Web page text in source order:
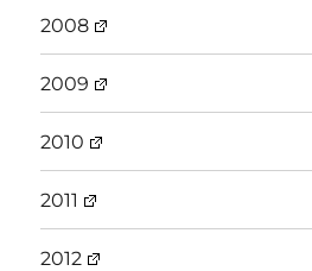
2008
2009
2010
2011
2012